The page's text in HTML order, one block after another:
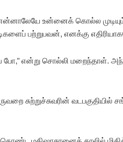
உன்னைக் கொல்ல
பற்றுபவன், எனக்கு
என்று சொல்லி மறைந்தாள்.
சுற்றுச்சுவரின்